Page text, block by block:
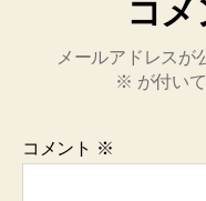
コ
メールアドレスが
※ が付い
コメント ※